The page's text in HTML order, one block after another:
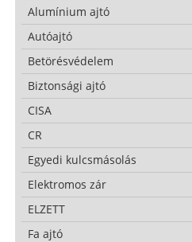
Alumínium ajtó
Autóajtó
Betörésvédelem
Biztonsági ajtó
CISA
CR
Egyedi kulcsmásolás
Elektromos zár
ELZETT
Fa ajtó